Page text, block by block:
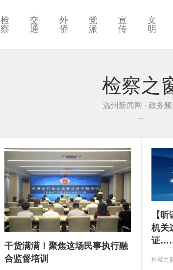
检
察
交
通
外
侨
党
派
宣
传
文
明
检察之
温州新闻网 · 政务
干货满满！聚焦这场民事执行融
合监督培训
【
机关
证
检察之